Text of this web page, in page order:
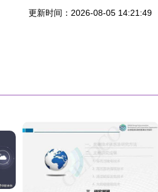
更新时间：2026-08-05 14:21:49